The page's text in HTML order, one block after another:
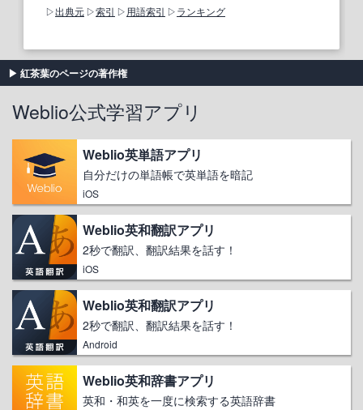
出典元 索引 用語索引 ランキング
紅茶葉のページの著作権
Weblio公式学習アプリ
Weblio英単語アプリ
自分だけの単語帳で英単語を暗記
iOS
Weblio英和翻訳アプリ
2秒で翻訳、翻訳結果を話す！
iOS
Weblio英和翻訳アプリ
2秒で翻訳、翻訳結果を話す！
Android
Weblio英和辞書アプリ
英和・和英を一度に検索する英語辞書